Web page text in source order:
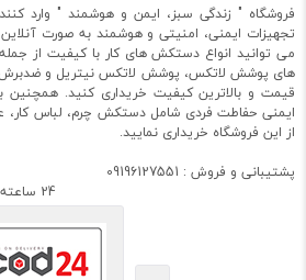
فروشگاه " زندگی سبز، ایمن و هوشمند " وارد
تجهیزات ایمنی، امنیتی و هوشمند به صورت
می توانید انواع دستکش های کار با کیفیت از
قیمت و بالاترین کیفیت خریداری کنید. همچنین
ایمنی حفاطت فردی شامل دستکش چرم، لباس کار،
از این فروشگاه خریداری نمایید.
پشتیبانی و فروش : 09196127551
24 ساعته پاسخگوی شما عزیزان هستیم